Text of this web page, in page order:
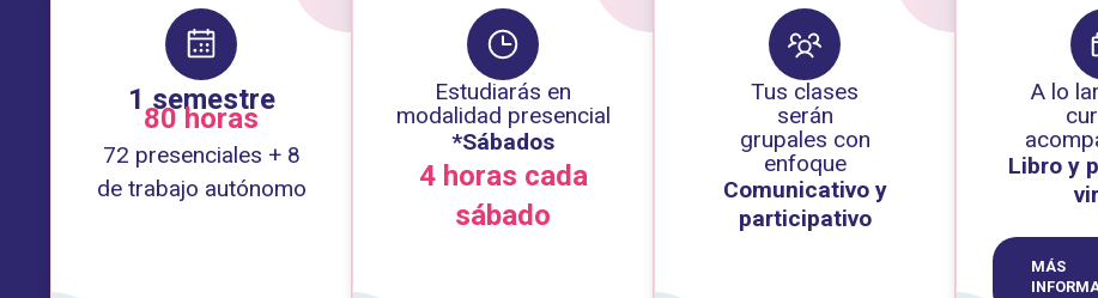
1 semestre
80 horas
72 presenciales + 8
de trabajo autónomo
Estudiarás en
modalidad presencial
*Sábados
4 horas cada
sábado
Tus clases
serán
grupales con
enfoque
Comunicativo y
participativo
A lo
Libro y
MÁS